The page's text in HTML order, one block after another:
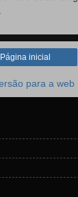
Página inicial
para a web